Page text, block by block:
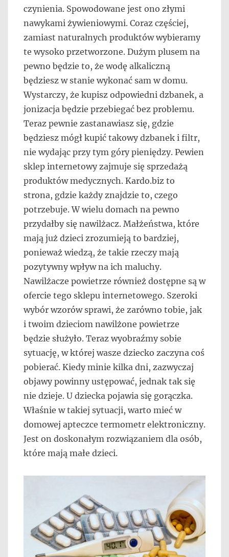
czynienia. Spowodowane jest ono złymi
nawykami żywieniowymi. Coraz częściej,
zamiast naturalnych produktów wybieramy
te wysoko przetworzone. Dużym plusem na
pewno będzie to, że wodę alkaliczną
będziesz w stanie wykonać sam w domu.
Wystarczy, że kupisz odpowiedni dzbanek, a
jonizacja będzie przebiegać bez problemu.
Teraz pewnie zastanawiasz się, gdzie
będziesz mógł kupić takowy dzbanek i filtr,
nie wydając przy tym góry pieniędzy. Pewien
sklep internetowy zajmuje się sprzedażą
produktów medycznych. Kardo.biz to
strona, gdzie każdy znajdzie to, czego
potrzebuje. W wielu domach na pewno
przydałby się nawilżacz. Małżeństwa, które
mają już dzieci zrozumieją to bardziej,
ponieważ wiedzą, że takie rzeczy mają
pozytywny wpływ na ich maluchy.
Nawilżacze powietrze również dostępne są w
ofercie tego sklepu internetowego. Szeroki
wybór wzorów sprawi, że zarówno tobie, jak
i twoim dzieciom nawilżone powietrze
będzie służyło. Teraz wyobraźmy sobie
sytuację, w której wasze dziecko zaczyna coś
pobierać. Kiedy minie kilka dni, zazwyczaj
objawy powinny ustępować, jednak tak się
nie dzieje. U dziecka pojawia się gorączka.
Właśnie w takiej sytuacji, warto mieć w
domowej apteczce termometr elektroniczny.
Jest on doskonałym rozwiązaniem dla osób,
które mają małe dzieci.